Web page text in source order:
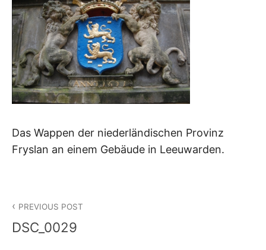
Das Wappen der niederländischen Provinz
Fryslan an einem Gebäude in Leeuwarden.
PREVIOUS POST
DSC_0029